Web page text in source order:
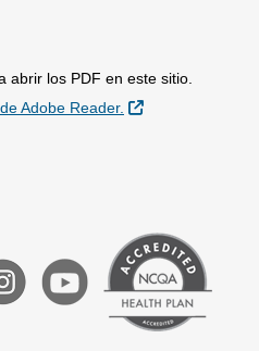
abrir los PDF en este sitio.
Adobe Reader.
Sitio Externo